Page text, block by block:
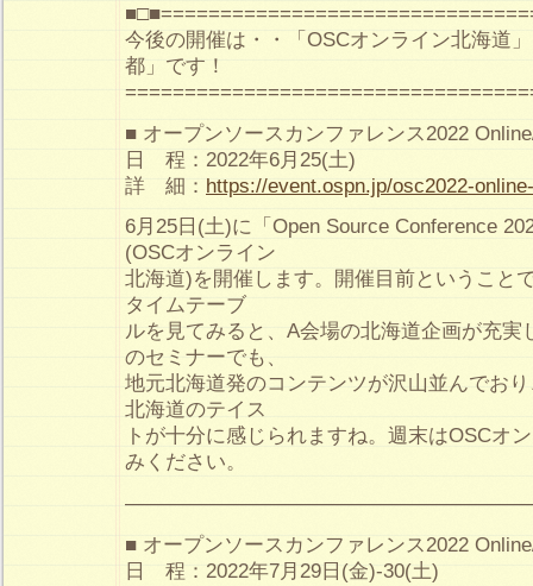
今後の開催は・・「OSCオンライン北海道
都」です！
■ オープンソースカンファレンス2022
日 程：2022年6月25(土)
詳 細： https://event.ospn.jp/osc2022-
6月25日(土)に「Open Source Conference
(OSCオンライン
北海道)を開催します。開催目前ということ
タイムテーブ
ルを見てみると、A会場の北海道企画が充実
のセミナーでも、
地元北海道発のコンテンツが沢山並んでお
北海道のテイス
トが十分に感じられますね。週末はOSCオ
みください。
■ オープンソースカンファレンス2022
日 程：2022年7月29日(金)-30(土)